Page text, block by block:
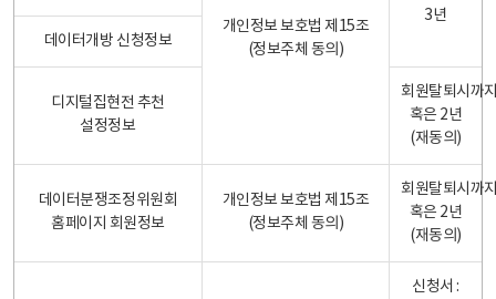
개인정보 보호법 제15조
(정보주체 동의)
3년
데이터개방 신청정보
디지털집현전 추천
설정정보
회원탈퇴시까
혹은 2년
(재동의)
데이터분쟁조정위원회
홈페이지 회원정보
개인정보 보호법 제15조
(정보주체 동의)
회원탈퇴시까
혹은 2년
(재동의)
신청서 :